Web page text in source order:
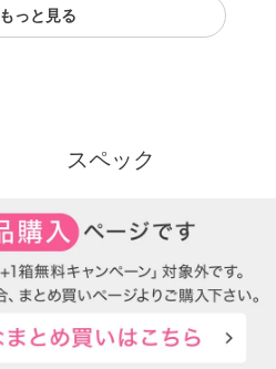
もっと見る
スペック